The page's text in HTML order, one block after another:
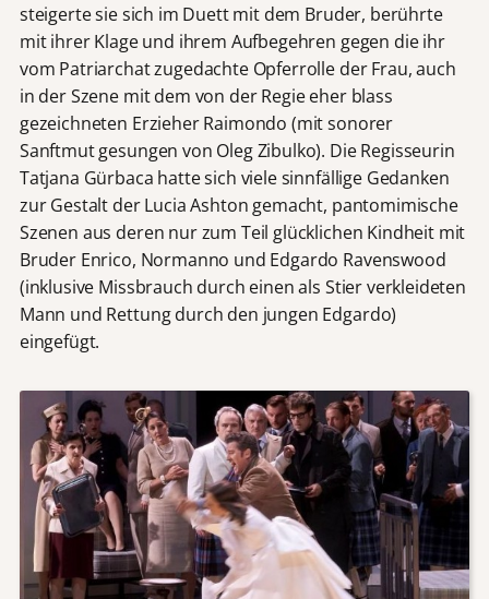
steigerte sie sich im Duett mit dem Bruder, berührte
mit ihrer Klage und ihrem Aufbegehren gegen die ihr
vom Patriarchat zugedachte Opferrolle der Frau, auch
in der Szene mit dem von der Regie eher blass
gezeichneten Erzieher Raimondo (mit sonorer
Sanftmut gesungen von Oleg Zibulko). Die Regisseurin
Tatjana Gürbaca hatte sich viele sinnfällige Gedanken
zur Gestalt der Lucia Ashton gemacht, pantomimische
Szenen aus deren nur zum Teil glücklichen Kindheit mit
Bruder Enrico, Normanno und Edgardo Ravenswood
(inklusive Missbrauch durch einen als Stier verkleideten
Mann und Rettung durch den jungen Edgardo)
eingefügt.